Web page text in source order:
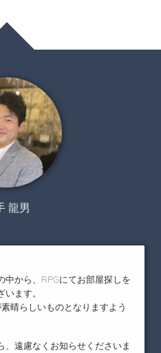
龍男
中から、RPGにてお部屋探しを
ます。
晴らしいものとなりますよう
、遠慮なくお知らせくださいま